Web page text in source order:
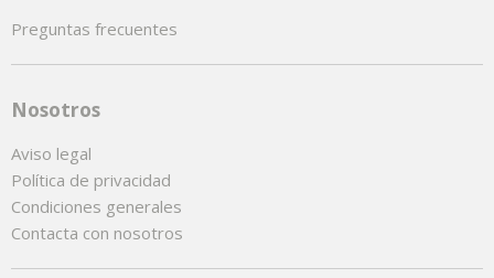
Preguntas frecuentes
Nosotros
Aviso legal
Política de privacidad
Condiciones generales
Contacta con nosotros